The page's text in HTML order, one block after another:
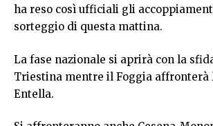
ha reso così ufficiali gli
sorteggio di questa mattina.
La fase nazionale si aprirà con la
Triestina mentre il Foggia affronterà
Entella.